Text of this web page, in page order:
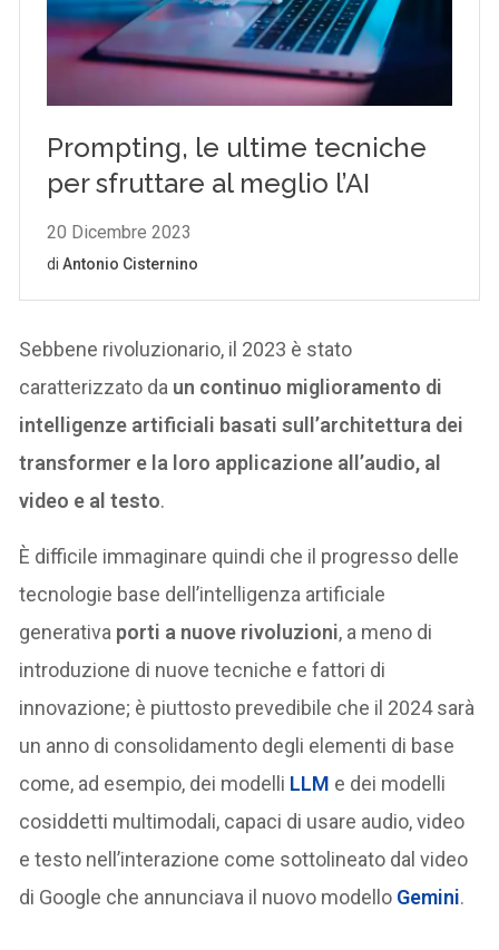
Sebbene rivoluzionario, il 2023 è stato
caratterizzato da un continuo miglioramento di
intelligenze artificiali basati sull’architettura dei
transformer e la loro applicazione all’audio, al
video e al testo.
È difficile immaginare quindi che il progresso delle
tecnologie base dell’intelligenza artificiale
generativa porti a nuove rivoluzioni, a meno di
introduzione di nuove tecniche e fattori di
innovazione; è piuttosto prevedibile che il 2024 sarà
un anno di consolidamento degli elementi di base
come, ad esempio, dei modelli LLM e dei modelli
cosiddetti multimodali, capaci di usare audio, video
e testo nell’interazione come sottolineato dal video
di Google che annunciava il nuovo modello Gemini.